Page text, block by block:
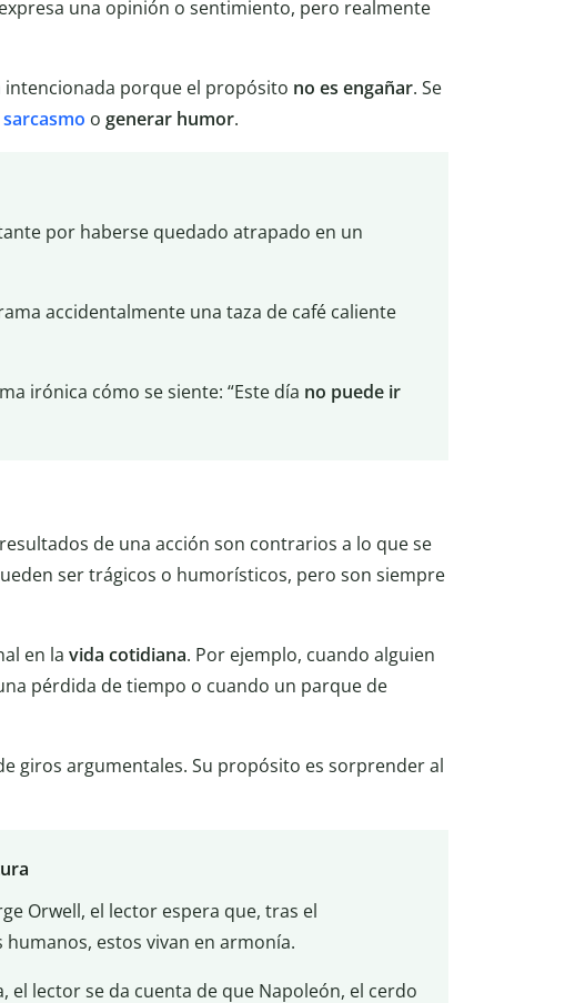
una opinión o sentimiento, pero realmente
porque el propósito no es engañar. Se
sarcasmo o generar humor.
por haberse quedado atrapado en un
accidentalmente una taza de café caliente
irónica cómo se siente: “Este día no puede ir
de una acción son contrarios a lo que se
ser trágicos o humorísticos, pero son siempre
en la vida cotidiana. Por ejemplo, cuando alguien
pérdida de tiempo o cuando un parque de
giros argumentales. Su propósito es sorprender al
Orwell, el lector espera que, tras el
estos vivan en armonía.
lector se da cuenta de que Napoleón, el cerdo